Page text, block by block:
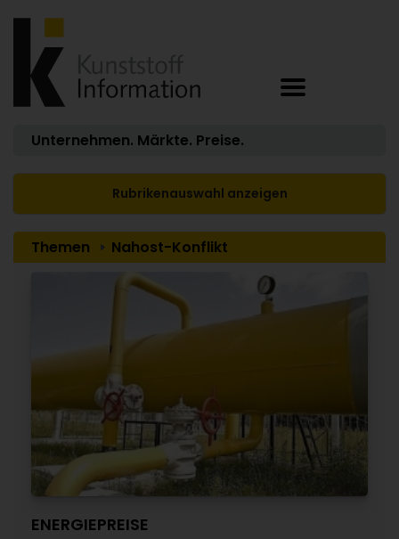
Unternehmen. Märkte. Preise.
Rubrikenauswahl anzeigen
Themen Nahost-Konflikt
ENERGIEPREISE